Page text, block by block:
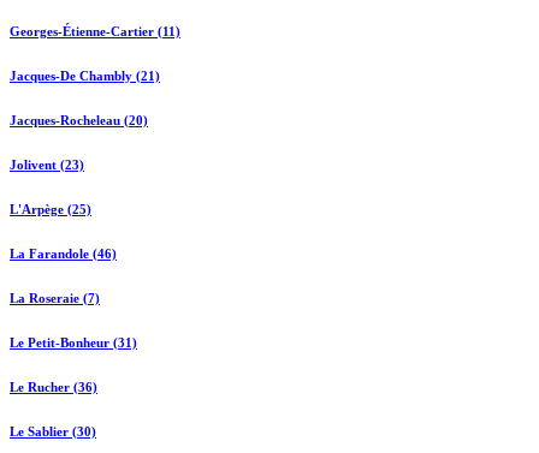
Georges-Étienne-Cartier (11)
Jacques-De Chambly (21)
Jacques-Rocheleau (20)
Jolivent (23)
L'Arpège (25)
La Farandole (46)
La Roseraie (7)
Le Petit-Bonheur (31)
Le Rucher (36)
Le Sablier (30)